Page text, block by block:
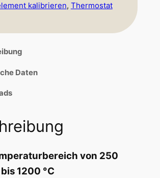
kalibrieren, Thermostat
Daten
von 250
bis 1200 °C